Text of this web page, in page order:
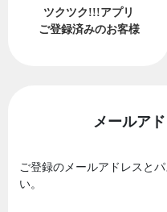
ツクツク!!!アプリ
ご登録済みのお客様
メールア
ご登録のメールアドレスと
い。